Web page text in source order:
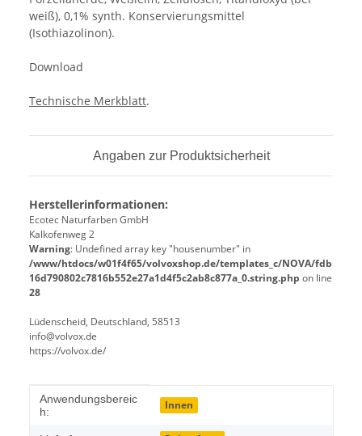
weiß), 0,1% synth. Konservierungsmittel
(Isothiazolinon).
Download
Technische Merkblatt.
Angaben zur Produktsicherheit
Herstellerinformationen:
Ecotec Naturfarben GmbH
Kalkofenweg 2
Warning: Undefined array key "housenumber" in
/www/htdocs/w01f4f65/volvoxshop.de/templates_c/NOVA/fdb
16d790802c7816b552e27a1d4f5c2ab8c877a_0.string.php on line
28
Lüdenscheid, Deutschland, 58513
info@volvox.de
https://volvox.de/
Produkteigenschaft
Wert
Anwendungsbereic
h:
Innen